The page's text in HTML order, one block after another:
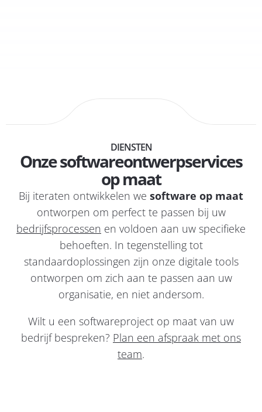
DIENSTEN
Onze softwareontwerpservices
op maat
Bij iteraten ontwikkelen we software op maat
ontworpen om perfect te passen bij uw
bedrijfsprocessen en voldoen aan uw specifieke
behoeften. In tegenstelling tot
standaardoplossingen zijn onze digitale tools
ontworpen om zich aan te passen aan uw
organisatie, en niet andersom.
Wilt u een softwareproject op maat van uw
bedrijf bespreken? Plan een afspraak met ons
team.